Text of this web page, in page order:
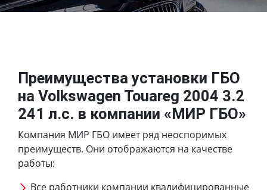
Преимущества установки ГБО
на Volkswagen Touareg 2004 3.2
241 л.с. в компании «МИР ГБО»
Компания МИР ГБО имеет ряд неоспоримых
преимуществ. Они отображаются на качестве
работы:
Все работники компании квалифицированные